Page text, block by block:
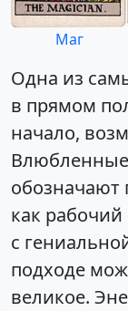
Маг
Одна из
в прямом
начало,
обозначают
как
с
подходе
великое.